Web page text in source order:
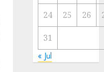
24 25 26
31
« Jul